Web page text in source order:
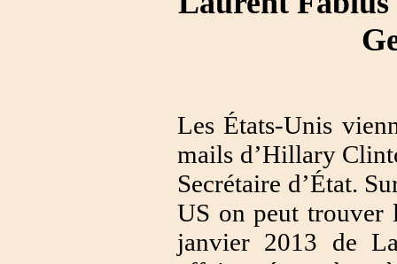
Les États-Unis
mails d’Hillary
Secrétaire d’État.
US on peut trouver
janvier 2013 de